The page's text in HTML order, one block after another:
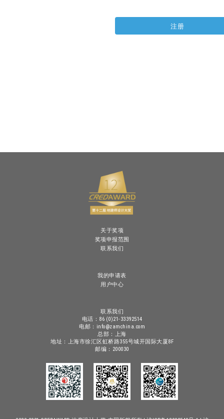
关于奖项
奖项申报范围
联系我们
我的申请表
用户中心
联系我们
电话：86 (0)21-33392514
电邮：info@zamchina.com
总部：上海
地址：上海市徐汇区虹桥路355号城开国际大厦8F
邮编：200030